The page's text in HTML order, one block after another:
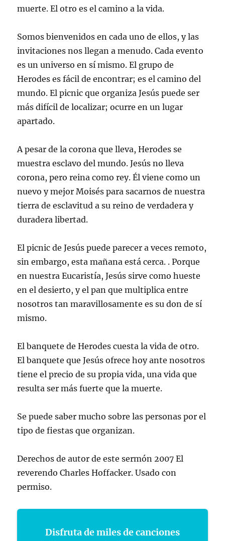
muerte. El otro es el camino a la vida.
Somos bienvenidos en cada uno de ellos, y las
invitaciones nos llegan a menudo. Cada evento
es un universo en sí mismo. El grupo de
Herodes es fácil de encontrar; es el camino del
mundo. El picnic que organiza Jesús puede ser
más difícil de localizar; ocurre en un lugar
apartado.
A pesar de la corona que lleva, Herodes se
muestra esclavo del mundo. Jesús no lleva
corona, pero reina como rey. Él viene como un
nuevo y mejor Moisés para sacarnos de nuestra
tierra de esclavitud a su reino de verdadera y
duradera libertad.
El picnic de Jesús puede parecer a veces remoto,
sin embargo, esta mañana está cerca. . Porque
en nuestra Eucaristía, Jesús sirve como hueste
en el desierto, y el pan que multiplica entre
nosotros tan maravillosamente es su don de sí
mismo.
El banquete de Herodes cuesta la vida de otro.
El banquete que Jesús ofrece hoy ante nosotros
tiene el precio de su propia vida, una vida que
resulta ser más fuerte que la muerte.
Se puede saber mucho sobre las personas por el
tipo de fiestas que organizan.
Derechos de autor de este sermón 2007 El
reverendo Charles Hoffacker. Usado con
permiso.
Disfruta de miles de canciones